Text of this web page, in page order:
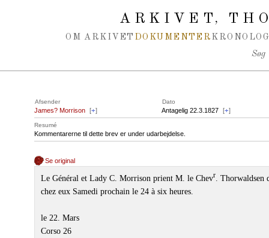
ARKIVET,
OM ARKIVET DOKUMENTER
Søg
Afsender Dato
James? Morrison [+] Antagelig 22.3.1827 [+]
Resumé
Kommentarerne til dette brev er under udarbejdelse.
Se original
Le Général et Lady C. Morrison prient M. le Chevr .
chez eux Samedi prochain le 24 à six heures.
le 22. Mars
Corso 26